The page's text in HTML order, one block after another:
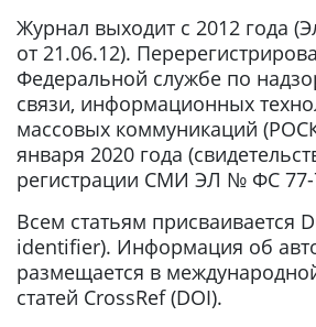
Журнал выходит с 2012 года
от 21.06.12).
Федеральной службе по
связи, информационных
массовых коммуникаций
января 2020 года
регистрации СМИ ЭЛ № ФС 77-
Всем статьям присваивается
identifier). Информация об
размещается в
статей CrossRef (DOI).